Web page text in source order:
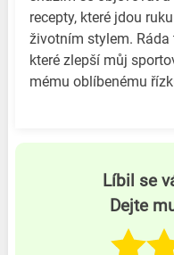
recepty, které jdou
životním stylem.
které zlepší můj
mému oblíbenému
Líbil se
Dejte